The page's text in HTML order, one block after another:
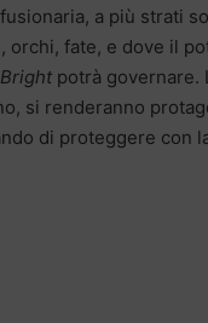
a più strati
orchi, fate, e dove il
Bright potrà governare.
si renderanno
di proteggere con